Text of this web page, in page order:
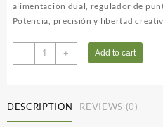
alimentación dual, regulador de
Potencia, precisión y libertad
-
Elna
792
+ Add to cart
DESCRIPTION REVIEWS (0)